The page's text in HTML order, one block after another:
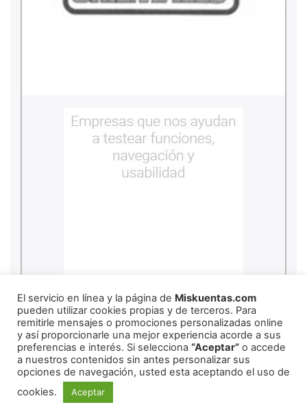
copyrightmiskuentas2026
Redes Sociales
Copyright ©
El servicio en línea y la página de Miskuentas.com
pueden utilizar cookies propias y de terceros. Para
remitirle mensajes o promociones personalizadas online
y así proporcionarle una mejor experiencia acorde a sus
preferencias e interés. Si selecciona “Aceptar” o accede
a nuestros contenidos sin antes personalizar sus
opciones de navegación, usted esta aceptando el uso de
cookies.
Aceptar